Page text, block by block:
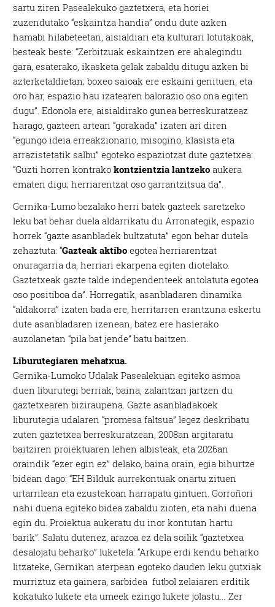
sartu ziren Pasealekuko gaztetxera, eta horiei
zuzendutako “eskaintza handia” ondu dute azken
hamabi hilabeteetan, aisialdiari eta kulturari lotutakoak,
besteak beste: “Zerbitzuak eskaintzen ere ahalegindu
gara, esaterako, ikasketa gelak zabaldu ditugu azken bi
azterketaldietan; boxeo saioak ere eskaini genituen, eta
oro har, espazio hau izatearen balorazio oso ona egiten
dugu”. Edonola ere, aisialdirako gunea berreskuratzeaz
harago, gazteen artean “gorakada” izaten ari diren
“egungo ideia erreakzionario, misogino, klasista eta
arrazistetatik salbu” egoteko espaziotzat dute gaztetxea:
“Guzti horren kontrakokontzientzia lantzeko aukera
ematen digu; herriarentzat oso garrantzitsua da”.
Gernika-Lumo bezalako herri batek gazteek saretzeko
leku bat behar duela aldarrikatu du Arronategik, espazio
horrek “gazte asanbladek bultzatuta” egon behar dutela
zehaztuta: “Gazteak aktibo egotea herriarentzat
onuragarria da, herriari ekarpena egiten diotelako.
Gaztetxeak gazte talde independenteek antolatuta egotea
oso positiboa da”. Horregatik, asanbladaren dinamika
“aldakorra” izaten bada ere, herritarren erantzuna eskertu
dute asanbladaren izenean, batez ere hasierako
auzolanetan “pila bat jende” batu baitzen.
Liburutegiaren mehatxua.
Gernika-Lumoko Udalak Pasealekuan egiteko asmoa
duen liburutegi berriak, baina, zalantzan jartzen du
gaztetxearen biziraupena. Gazte asanbladakoek
liburutegia udalaren “promesa faltsua” legez deskribatu
zuten gaztetxea berreskuratzean, 2008an argitaratu
baitziren proiektuaren lehen albisteak, eta 2026an
oraindik “ezer egin ez” delako, baina orain, egia bihurtze
bidean dago: “EH Bilduk aurrekontuak onartu zituen
urtarrilean eta ezustekoan harrapatu gintuen. Gorroñori
nahi duena egiteko bidea zabaldu zioten, eta nahi duena
egin du. Proiektua aukeratu du inor kontutan hartu
barik”. Salatu dutenez, arazoa ez dela soilik “gaztetxea
desalojatu beharko” luketela: “Arkupe erdi kendu beharko
litzateke, Gernikan aterpean egoteko dauden leku gutxiak
murriztuz eta gainera, sarbidea futbol zelaiaren erditik
kokatuko lukete eta umeek ezingo lukete jolastu… Zer